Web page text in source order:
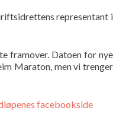
representant i
framover. Datoen for nye
Maraton, men vi trenger
facebookside